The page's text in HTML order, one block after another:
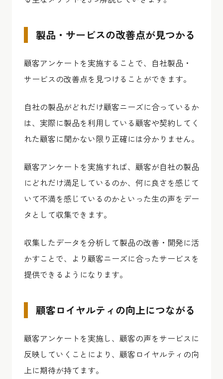
製品・サービスの改善点が見つかる
顧客アンケートを実施することで、自社製品・
サービスの改善点を見つけることができます。
自社の製品がどれだけ顧客ニーズに合っているか
は、実際に製品を利用している顧客や契約してく
れた顧客に聞かない限り正確には分かりません。
顧客アンケートを実施すれば、顧客が自社の製品
にどれだけ満足しているのか、何に良さを感じて
いて不満を感じているのかといった生の声をデー
タとして収集できます。
収集したデータを分析して製品の改善・開発に活
かすことで、より顧客ニーズに合ったサービスを
提供できるようになります。
顧客ロイヤルティの向上につながる
顧客アンケートを実施し、顧客の声をサービスに
反映していくことにより、顧客ロイヤルティの向
上に期待が持てます。